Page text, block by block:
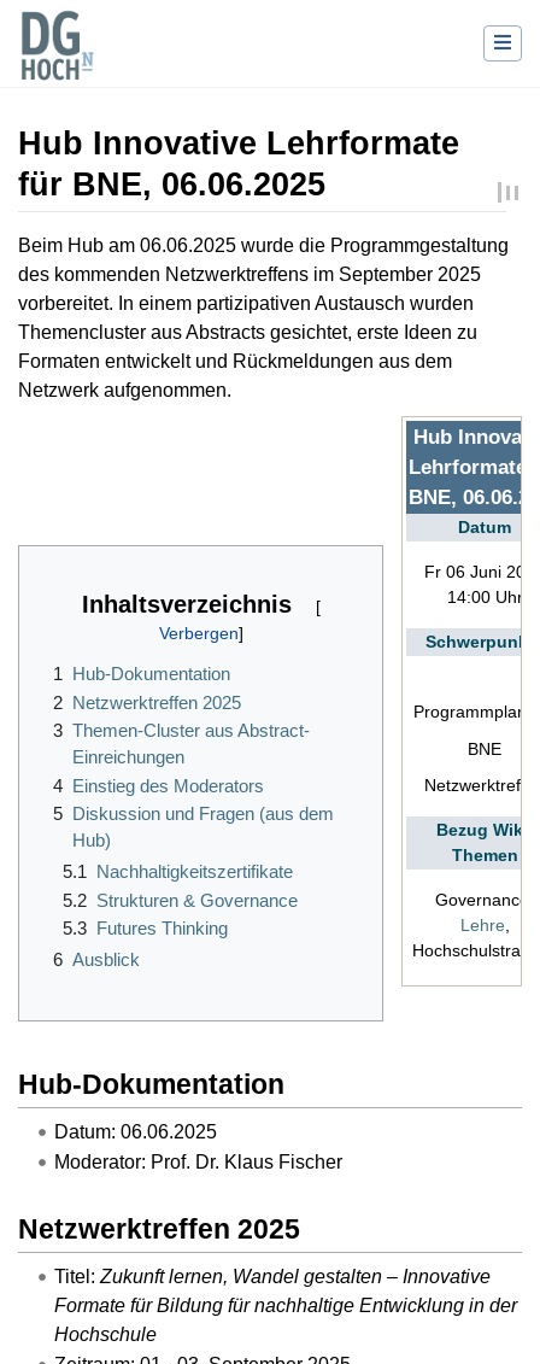
Hub Innovative Lehrformate
für BNE, 06.06.2025
Wechseln zu:Navigation,Suche
Beim Hub am 06.06.2025 wurde die Programmgestaltung
des kommenden Netzwerktreffens im September 2025
vorbereitet. In einem partizipativen Austausch wurden
Themencluster aus Abstracts gesichtet, erste Ideen zu
Formaten entwickelt und Rückmeldungen aus dem
Netzwerk aufgenommen.
Hub
Lehrformate
BNE,
Datum
Fr 06 Juni
14:00 Uhr
BNE
Bezug Wiki-
Themen
Governance
Lehre,
Inhaltsverzeichnis
1 Hub-Dokumentation
2 Netzwerktreffen 2025
3 Themen-Cluster aus Abstract-
Einreichungen
4 Einstieg des Moderators
5 Diskussion und Fragen (aus dem
Hub)
5.1 Nachhaltigkeitszertifikate
5.2 Strukturen & Governance
5.3 Futures Thinking
6 Ausblick
Hub-Dokumentation
Datum: 06.06.2025
Moderator: Prof. Dr. Klaus Fischer
Netzwerktreffen 2025
Titel: Zukunft lernen, Wandel gestalten – Innovative
Formate für Bildung für nachhaltige Entwicklung in der
Hochschule